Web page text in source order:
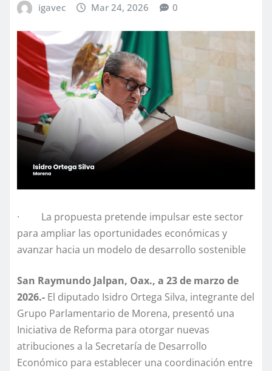
igavec Mar 24, 2026 0
· La propuesta pretende impulsar este sector
para ampliar las oportunidades económicas y
avanzar hacia un modelo de desarrollo sostenible
San Raymundo Jalpan, Oax., a 23 de marzo de
2026.- El diputado Isidro Ortega Silva, integrante del
Grupo Parlamentario de Morena, presentó una
Iniciativa de Reforma para otorgar nuevas
atribuciones a la Secretaría de Desarrollo
Económico para establecer una coordinación entre